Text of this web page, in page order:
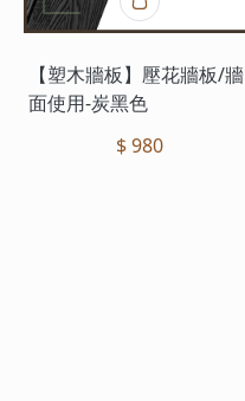
【塑木牆板】壓花牆板/牆
面使用-炭黑色
$ 980